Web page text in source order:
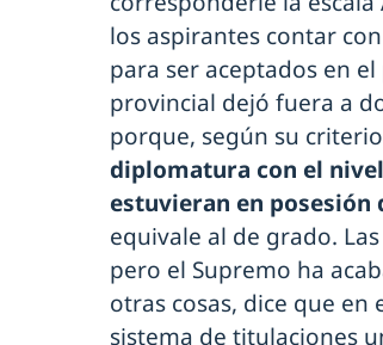
los aspirantes contar
para ser aceptados en
provincial dejó fuera a
porque, según su
diplomatura con el
estuvieran en posesión
equivale al de grado.
pero el Supremo ha
otras cosas, dice que en
sistema de titulaciones